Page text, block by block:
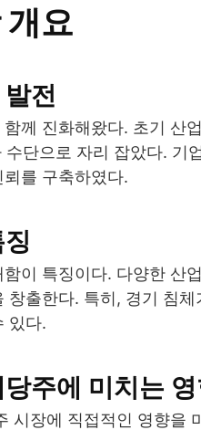
개요
전
께 진화해왔다. 초기 산
단으로 자리 잡았다.
를 구축하였다.
이 특징이다. 다양한 산
창출한다. 특히, 경기 침
있다.
주에 미치는
시장에 직접적인 영향을